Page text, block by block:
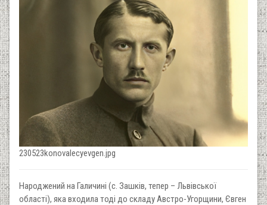
230523konovalecyevgen.jpg
Народжений на Галичині (с. Зашків, тепер – Львівської
області), яка входила тоді до складу Австро-Угорщини, Євген